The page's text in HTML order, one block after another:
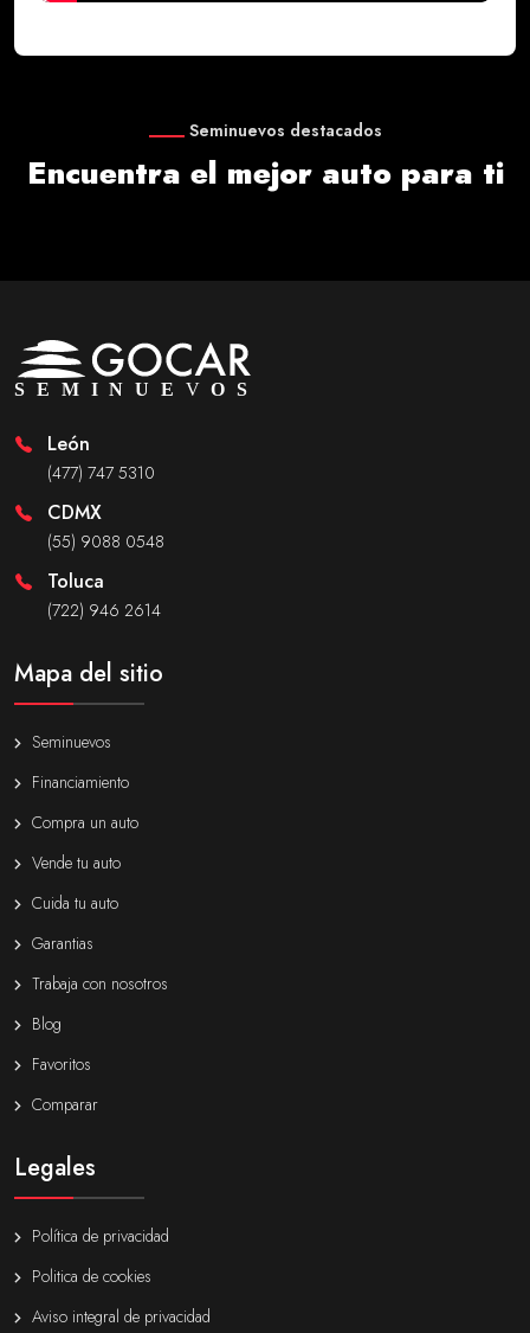
Seminuevos destacados
Encuentra el mejor auto para ti
León
(477) 747 5310
CDMX
(55) 9088 0548
Toluca
(722) 946 2614
Mapa del sitio
Seminuevos
Financiamiento
Compra un auto
Vende tu auto
Cuida tu auto
Garantias
Trabaja con nosotros
Blog
Favoritos
Comparar
Legales
Política de privacidad
Politica de cookies
Aviso integral de privacidad